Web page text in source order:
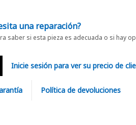
una reparación?
saber si esta pieza es adecuada o si hay
Inicie sesión para ver su precio de
Política de devoluciones